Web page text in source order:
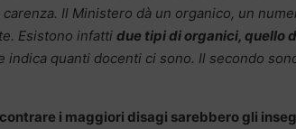
carenza. Il Ministero dà un organico, un
Esistono infatti due tipi di organici, quello
indica quanti docenti ci sono. Il secondo
i maggiori disagi sarebbero gli